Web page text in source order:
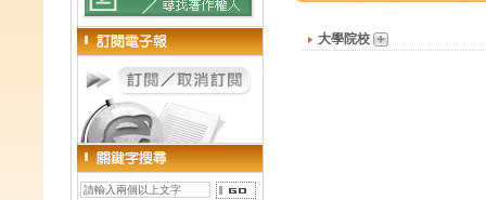
大學院校